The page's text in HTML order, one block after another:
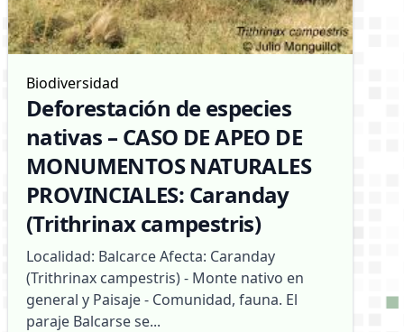
Biodiversidad
Deforestación de especies
nativas – CASO DE APEO DE
MONUMENTOS NATURALES
PROVINCIALES: Caranday
(Trithrinax campestris)
Localidad: Balcarce Afecta: Caranday
(Trithrinax campestris) - Monte nativo en
general y Paisaje - Comunidad, fauna. El
paraje Balcarse se...